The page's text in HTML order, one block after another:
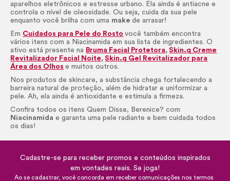
aparelhos eletrônicos e estresse urbano. Ela ainda é antiacne e
controla o nível de oleosidade. Ou seja, cuida da sua pele
enquanto você brilha com uma make de arrasar!
Em Cuidados para Pele do Rosto você também encontra
vários itens com a Niacinamida em sua lista de ingredientes. O
ativo está presente na Bruma Facial Protetora,Skin.q Creme
Revitalizador Facial Noite,Skin.q Gel Revitalizador para
Área dos Olhos e muitos outros.
Nos produtos deskincare, a substância chega fortalecendo a
barreira natural de proteção, além de hidratar e uniformizar a
pele. Ah, ela ainda é antioxidante e estimula a firmeza.
Confira todos os itens Quem Disse, Berenice? com
Niacinamida e garanta uma pele radiante e bem cuidada todos
os dias!
Cadastre-se para receber promos e conteúdos inspirados
em vontades reais. Se joga!
Ao se cadastrar, você concorda em receber comunicações nos termos